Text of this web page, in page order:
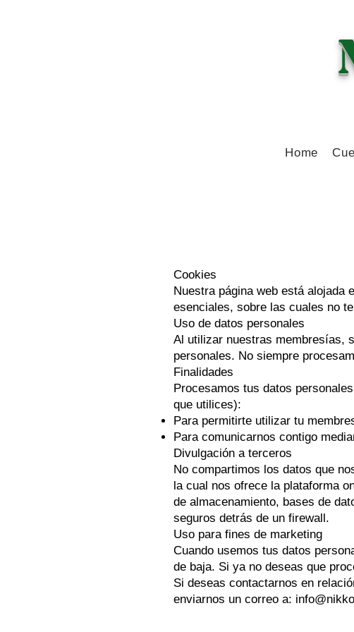
Home
Cookies
Nuestra página web está alojada
esenciales, sobre las cuales no
Uso de datos personales
Al utilizar nuestras membresías,
personales. No siempre
Finalidades
Procesamos tus datos
que utilices):
Para permitirte utilizar tu
Para comunicarnos contigo
Divulgación a terceros
No compartimos los datos que
la cual nos ofrece la plataforma
de almacenamiento, bases de
seguros detrás de un firewall.
Uso para fines de marketing
Cuando usemos tus datos
de baja. Si ya no deseas que
Si deseas contactarnos en
enviarnos un correo a: